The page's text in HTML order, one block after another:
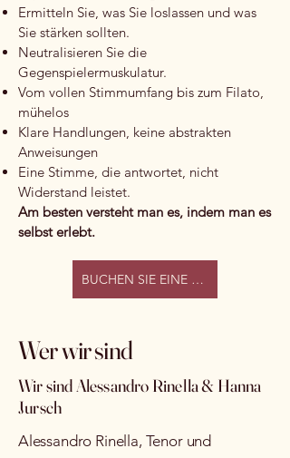
Ermitteln Sie, was Sie loslassen und was
Sie stärken sollten.
Neutralisieren Sie die
Gegenspielermuskulatur.
Vom vollen Stimmumfang bis zum Filato,
mühelos
Klare Handlungen, keine abstrakten
Anweisungen
Eine Stimme, die antwortet, nicht
Widerstand leistet.
Am besten versteht man es, indem man es
selbst erlebt.
BUCHEN SIE EINE KOSTENLOSE PROBESTUNDE
Wer wir sind
Wir sind Alessandro Rinella & Hanna
Jursch
Alessandro Rinella, Tenor und